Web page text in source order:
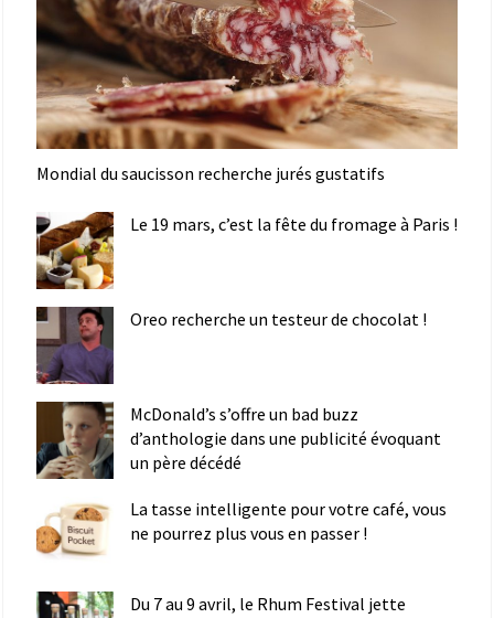
Mondial du saucisson recherche jurés gustatifs
Le 19 mars, c’est la fête du fromage à Paris !
Oreo recherche un testeur de chocolat !
McDonald’s s’offre un bad buzz
d’anthologie dans une publicité évoquant
un père décédé
La tasse intelligente pour votre café, vous
ne pourrez plus vous en passer !
Du 7 au 9 avril, le Rhum Festival jette